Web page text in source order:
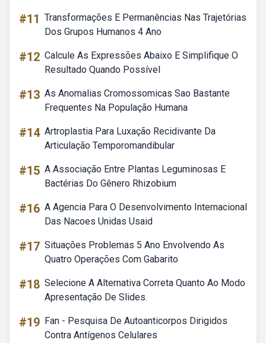
#11 Transformações E Permanências Nas Trajetórias
Dos Grupos Humanos 4 Ano
#12 Calcule As Expressões Abaixo E Simplifique O
Resultado Quando Possível
#13 As Anomalias Cromossomicas Sao Bastante
Frequentes Na População Humana
#14 Artroplastia Para Luxação Recidivante Da
Articulação Temporomandibular
#15 A Associação Entre Plantas Leguminosas E
Bactérias Do Gênero Rhizobium
#16 A Agencia Para O Desenvolvimento Internacional
Das Nacoes Unidas Usaid
#17 Situações Problemas 5 Ano Envolvendo As
Quatro Operações Com Gabarito
#18 Selecione A Alternativa Correta Quanto Ao Modo
Apresentação De Slides.
#19 Fan - Pesquisa De Autoanticorpos Dirigidos
Contra Antígenos Celulares